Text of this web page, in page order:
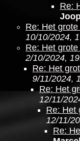
Re:
Re: Het
10/10/2024,
Re: Het
2/10/2024,
Re: Het
9/11/2024,
Re: Het
12/11/
Re: Het
12/11/
Re: